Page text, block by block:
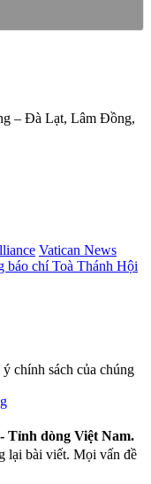
– Đà Lạt, Lâm Đồng,
Vatican News
báo chí Toà Thánh Hội
chính sách của chúng
Tỉnh dòng Việt Nam.
lại bài viết. Mọi vấn đề